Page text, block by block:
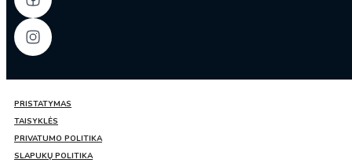
PRISTATYMAS
TAISYKLĖS
PRIVATUMO POLITIKA
SLAPUKŲ POLITIKA